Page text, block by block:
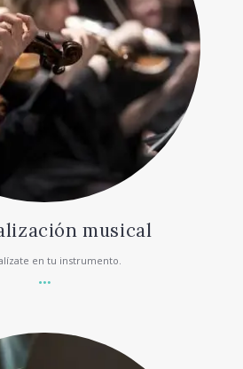
musical
en tu instrumento.